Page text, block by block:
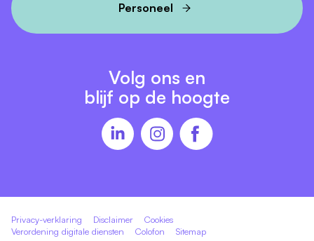
Personeel
Volg ons en
blijf op de hoogte
Privacy-verklaring Disclaimer
Cookies
Verordening digitale diensten
Colofon Sitemap